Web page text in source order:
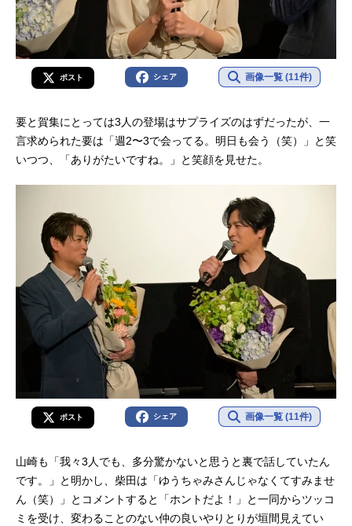
ポスト シェア 画像一覧 (11件)
要と賀集にとっては3人の登場はサプライズのはずだったが、一
言求められた要は「週2〜3で会ってる。明日も会う（笑）」と笑
いつつ、「ありがたいですね。」と笑顔を見せた。
ポスト シェア 画像一覧 (11件)
山崎も「我々3人でも、多分驚かないと思うと裏で話していたん
です。」と明かし、柴田は「ゆうちゃみさんじゃなくてすみませ
ん（笑）」とコメントすると「ホントだよ！」と一同からツッコ
ミを受け、変わることのない仲の良いやりとりが垣間見えてい